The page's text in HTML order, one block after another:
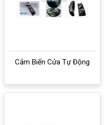
Cảm Biến Cửa Tự Động